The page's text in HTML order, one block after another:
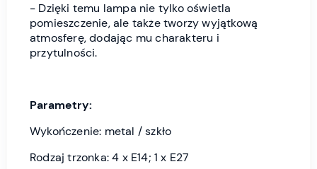
- Dzięki temu lampa nie tylko oświetla
pomieszczenie, ale także tworzy wyjątkową
atmosferę, dodając mu charakteru i
przytulności.
Parametry:
Wykończenie: metal / szkło
Rodzaj trzonka: 4 x E14; 1 x E27